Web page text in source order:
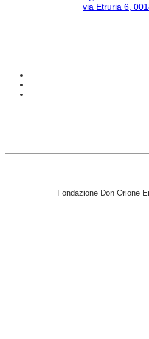
via Etruria 6,
Fondazione Don Orione